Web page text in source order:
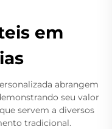
em
abrangem
seu valor
servem a diversos
tradicional.